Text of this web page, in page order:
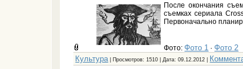
После окончания
съемках сериала
Первоначально
Фото:Фото 1 ·Фото 2
Культура | Просмотров: 1510 | Дата:09.12.2012